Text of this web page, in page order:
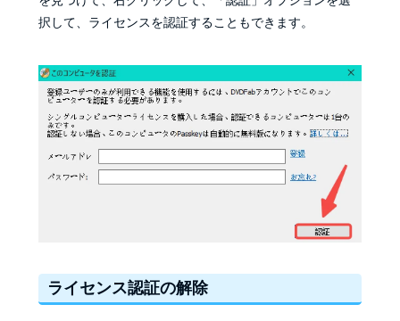
択して、ライセンスを認証することもできます。
ライセンス認証の解除